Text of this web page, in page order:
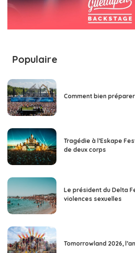
Populaire
Comment bien
Tragédie à l’Eskape
de deux corps
Le président du Delta
violences sexuelles
Tomorrowland 2026,